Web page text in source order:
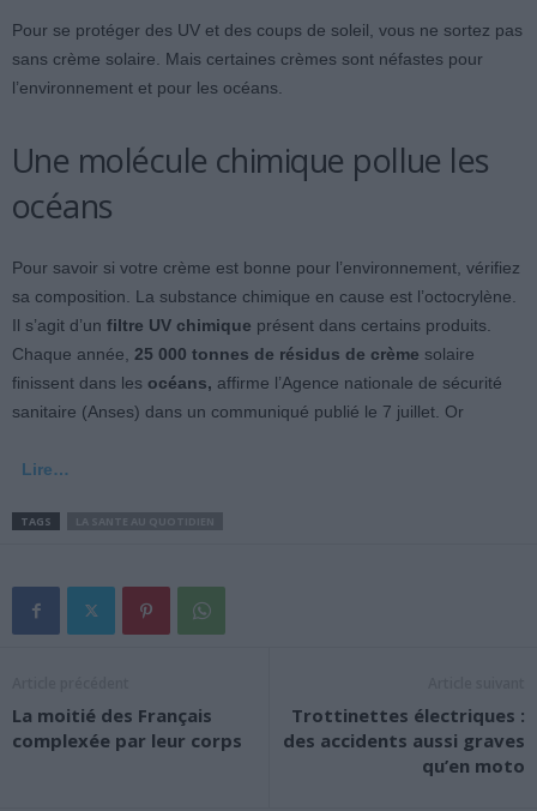
Pour se protéger des UV et des coups de soleil, vous ne sortez pas
sans crème solaire. Mais certaines crèmes sont néfastes pour
l’environnement et pour les océans.
Une molécule chimique pollue les
océans
Pour savoir si votre crème est bonne pour l’environnement, vérifiez
sa composition. La substance chimique en cause est l’octocrylène.
Il s’agit d’un filtre UV chimique présent dans certains produits.
Chaque année, 25 000 tonnes de résidus de crème solaire
finissent dans les océans, affirme l’Agence nationale de sécurité
sanitaire (Anses) dans un communiqué publié le 7 juillet. Or
Lire…
TAGS
La moitié des Français
complexée par leur corps
Trottinettes électriques :
des accidents aussi graves
qu’en moto